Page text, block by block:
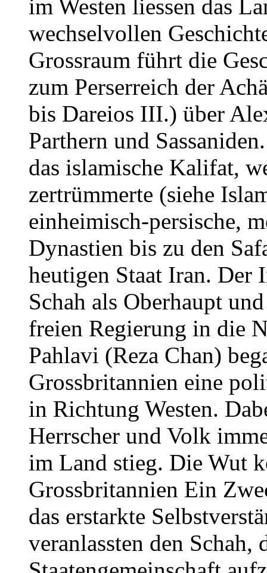
im Westen liessen das
wechselvollen
Grossraum führt die
zum Perserreich der
bis Dareios III.) über
Parthern und
das islamische Kalifat,
zertrümmerte (siehe
einheimisch-persische,
Dynastien bis zu den
heutigen Staat Iran. Der
Schah als Oberhaupt
freien Regierung in die
Pahlavi (Reza Chan)
Grossbritannien eine
in Richtung Westen.
Herrscher und Volk
im Land stieg. Die Wut
Grossbritannien Ein
das erstarkte
veranlassten den Schah,